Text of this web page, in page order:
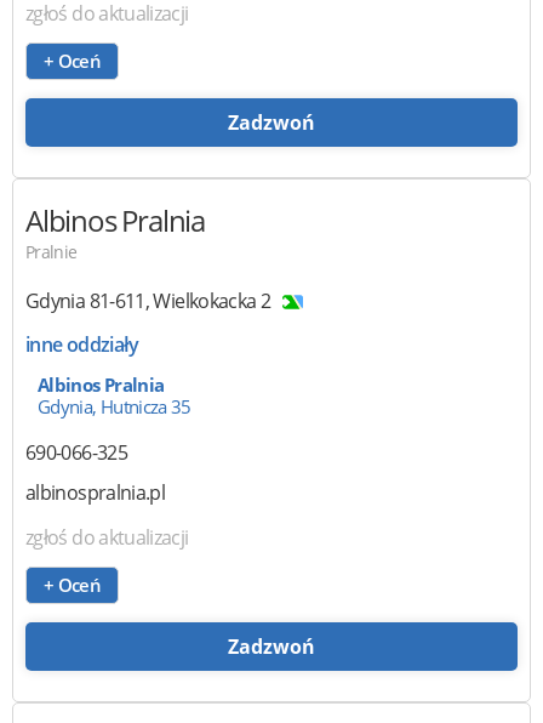
zgłoś do aktualizacji
+ Oceń
Zadzwoń
Albinos Pralnia
Pralnie
Gdynia81-611,Wielkokacka 2
inne oddziały
Albinos Pralnia
Gdynia, Hutnicza 35
690-066-325
albinospralnia.pl
zgłoś do aktualizacji
+ Oceń
Zadzwoń